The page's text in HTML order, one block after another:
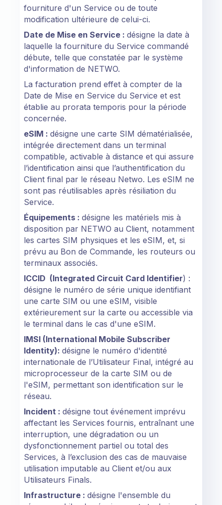
fourniture d'un Service ou de toute
modification ultérieure de celui-ci.
Date de Mise en Service :désigne la date à
laquelle la fourniture du Service commandé
débute, telle que constatée par le système
d'information de NETWO.
La facturation prend effet à compter de la
Date de Mise en Service du Service et est
établie au prorata temporis pour la période
concernée.
eSIM :désigne une carte SIM dématérialisée,
intégrée directement dans un terminal
compatible, activable à distance et qui assure
l’identification ainsi que l’authentification du
Client final par le réseau Netwo. Les eSIM ne
sont pas réutilisables après résiliation du
Service.
Équipements :désigne les matériels mis à
disposition par NETWO au Client, notamment
les cartes SIM physiques et les eSIM, et, si
prévu au Bon de Commande, les routeurs ou
terminaux associés.
ICCID (Integrated Circuit Card Identifier) :
désigne le numéro de série unique identifiant
une carte SIM ou une eSIM, visible
extérieurement sur la carte ou accessible via
le terminal dans le cas d'une eSIM.
IMSI (International Mobile Subscriber
Identity):désigne le numéro d'identité
internationale de l’Utilisateur Final, intégré au
microprocesseur de la carte SIM ou de
l'eSIM, permettant son identification sur le
réseau.
Incident :désigne tout événement imprévu
affectant les Services fournis, entraînant une
interruption, une dégradation ou un
dysfonctionnement partiel ou total des
Services, à l’exclusion des cas de mauvaise
utilisation imputable au Client et/ou aux
Utilisateurs Finals.
Infrastructure :désigne l'ensemble du